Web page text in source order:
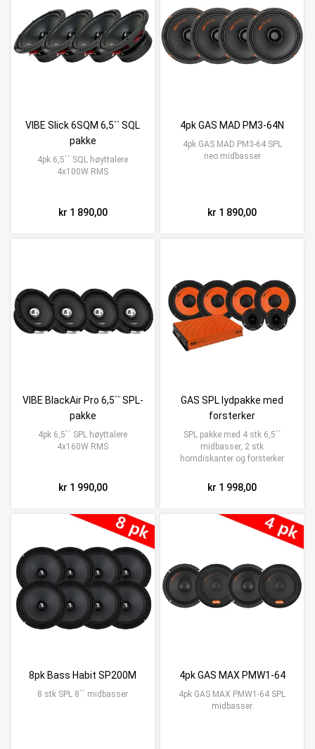
VIBE Slick 6SQM 6,5`` SQL
pakke
4pk 6,5`` SQL høyttalere
4x100W RMS
kr 1 890,00
4pk GAS MAD PM3-64N
4pk GAS MAD PM3-64 SPL
neo midbasser
kr 1 890,00
VIBE BlackAir Pro 6,5`` SPL-
pakke
4pk 6,5`` SPL høyttalere
4x160W RMS
kr 1 990,00
GAS SPL lydpakke med
forsterker
SPL pakke med 4 stk 6,5``
midbasser, 2 stk
horndiskanter og forsterker
kr 1 998,00
8pk Bass Habit SP200M
8 stk SPL 8`` midbasser
4pk GAS MAX PMW1-64
4pk GAS MAX PMW1-64 SPL
midbasser